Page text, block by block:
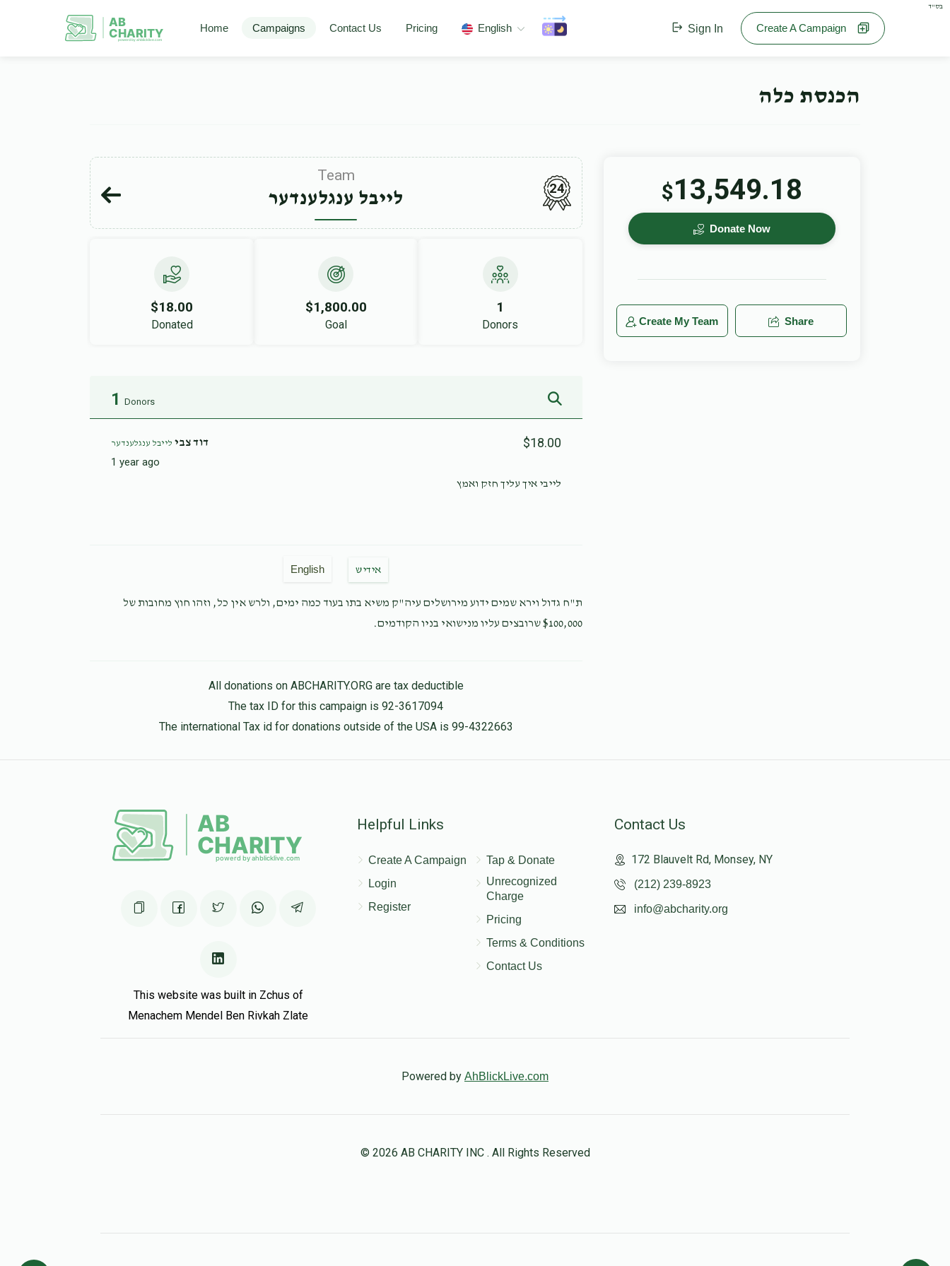
בס"ד
AB
CHARITY
powerd by ahblicklive.com
Home Campaigns Contact Us Pricing English Sign In Create A Campaign
הכנסת כלה
Team
לייבל ענגלענדער 24
$18.00
Donated
$1,800.00
Goal
1
Donors
1 Donors
דוד צבי לייבל ענגלענדער
1 year ago
$18.00
לייבי איך עליך חזק ואמץ
English אידיש
ת"ח גדול וירא שמים ידוע מירושלים עיה"ק משיא בתו בעוד כמה ימים, ולרש אין כל, וזהו חוץ מחובות של
$100,000 שרובצים עליו מנישואי בניו הקודמים.
All donations on ABCHARITY.ORG are tax deductible
The tax ID for this campaign is 92-3617094
The international Tax id for donations outside of the USA is 99-4322663
$13,549.18
Donate Now
Create My Team Share
This website was built in Zchus of
Menachem Mendel Ben Rivkah Zlate
Helpful Links
Create A Campaign
Login
Register
Tap & Donate
Unrecognized
Charge
Pricing
Terms & Conditions
Contact Us
Contact Us
172 Blauvelt Rd, Monsey, NY
(212) 239-8923
info@abcharity.org
Powered by AhBlickLive.com
© 2026 AB CHARITY INC . All Rights Reserved